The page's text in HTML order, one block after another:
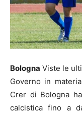
Bologna Viste le
Governo in
Crer di Bologna
calcistica fino a